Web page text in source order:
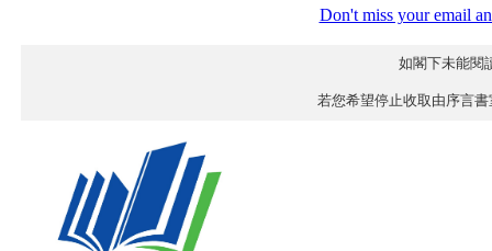
Don't miss your email
如閣下未能閱
若您希望停止收取由序言